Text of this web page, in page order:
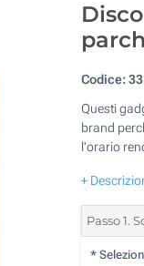
Codice:
Questi
brand
l'orario
+
Passo 1.
*